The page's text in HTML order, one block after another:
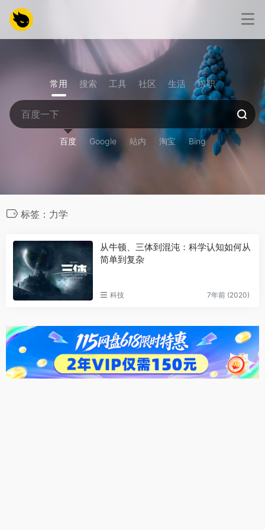
常用 搜索 工具 社区 生活 求职
百度 Google 站内 淘宝 Bing
标签：力学
从牛顿、三体到混沌：科学认知如何从
简单到复杂
科技 7年前 (2020)